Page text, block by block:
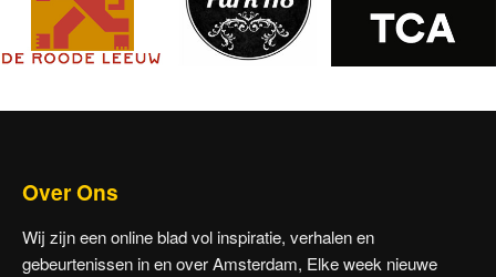
Over Ons
Wij zijn een online blad vol inspiratie, verhalen en
gebeurtenissen in en over Amsterdam, Elke week nieuwe